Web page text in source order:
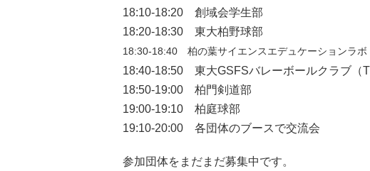
18:10-18:20 創域会学生部
18:20-18:30 東大柏野球部
18:30-18:40 柏の葉サイエンスエデュケーションラボ
18:40-18:50 東大GSFSバレーボールクラブ（
18:50-19:00 柏門剣道部
19:00-19:10 柏庭球部
19:10-20:00 各団体のブースで交流会
参加団体をまだまだ募集中です。